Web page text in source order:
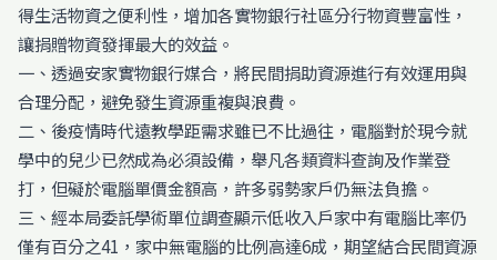
得生活物資之便利性，增加各實物銀行社區分行物資豐富性，
讓捐贈物資發揮最大的效益。
一、透過安家實物銀行媒合，將民間捐助資源進行有效運用與
合理分配，避免發生資源重複與浪費。
二、後疫情時代遠教學距需求雖已不比過往，電腦對於現今就
學中的兒少已然成為必須設備，舉凡各類資料查詢及作業登
打，但礙於電腦單價金額高，許多弱勢家戶仍無法負擔。
三、經本局委託學術單位調查顯示低收入戶家中有電腦比率仍
僅有百分之41，家中無電腦的比例高達6成，期望結合民間資源